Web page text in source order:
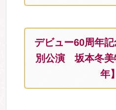
デビュー60周年
別公演 坂本冬美
年】